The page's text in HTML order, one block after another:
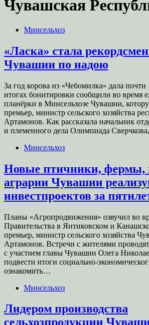
Чувашская
Минсельхоз
«Ласка» стала
Чувашии по надою
За год корова из «Чебомилка» дала
итогах бонитировки сообщили во время
планёрки в Минсельхозе Чувашии,
премьер, министр сельского хозяйства
Артамонов. Как рассказала начальник
и племенного дела Олимпиада
Минсельхоз
Новые птичники, фермы,
аграрии Чувашии
инвестпроектов за
Планы «Агропродвижения» озвучил во
Правительства в Янтиковском и
премьер, министр сельского хозяйства
Артамонов. Встречи с жителями
с участием главы Чувашии Олега
подвести итоги социально-
ознакомить…
Минсельхоз
Лидером производства
сельхозпродукции